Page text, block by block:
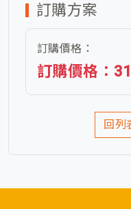
訂購方案
訂購價格：
訂購價格：
回列